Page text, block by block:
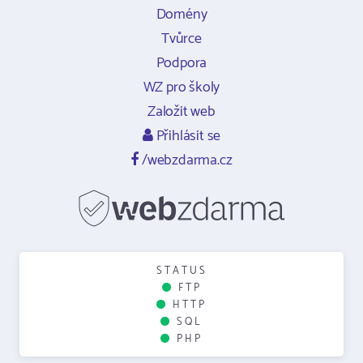
Domény
Tvůrce
Podpora
WZ pro školy
Založit web
Přihlásit se
/webzdarma.cz
STATUS
FTP
HTTP
SQL
PHP